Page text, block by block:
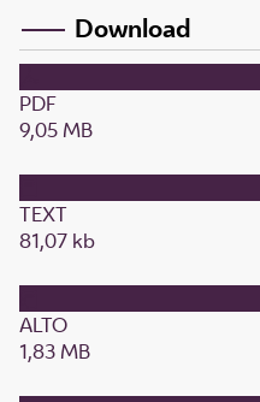
Download
PDF
9,05 MB
TEXT
81,07 kb
ALTO
1,83 MB